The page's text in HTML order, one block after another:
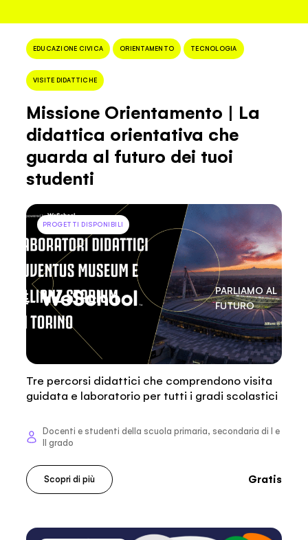
PARLIAMO AL
FUTURO
EDUCAZIONE CIVICA ORIENTAMENTO TECNOLOGIA
VISITE DIDATTICHE
Missione Orientamento | La
didattica orientativa che
guarda al futuro dei tuoi
studenti
PROGETTI DISPONIBILI
Tre percorsi didattici che comprendono visita
guidata e laboratorio per tutti i gradi scolastici
Docenti e studenti della scuola primaria, secondaria di I e
II grado
Scopri di più Gratis